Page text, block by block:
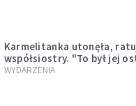
Karmelitanka utonęła,
współsiostry. "To był jej
miłości"
WYDARZENIA